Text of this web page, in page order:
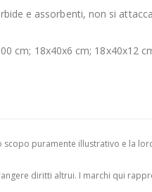
e assorbenti, non si
cm; 18x40x6 cm; 18x40x12
puramente illustrativo e la
diritti altrui. I marchi qui